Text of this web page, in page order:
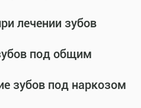
лечении зубов
под общим
зубов под наркозом